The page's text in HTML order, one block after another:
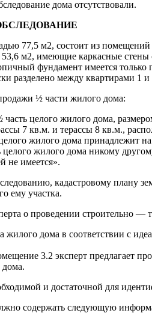
дома отсутствовали.
77,5 м2, состоит из помещений
м2, имеющие каркасные стены
фундамент имеется только
разделено между квартирами 1
½ части жилого дома:
целого жилого дома,
7 кв.м. и терассы 8 кв.м.,
жилого дома принадлежит
жилого дома никому
не имеется».
кадастровому плану
ему участка.
о проведении строительно
жилого дома в соответствии с
3.2 эксперт предлагает
и достаточной
содержать следующую